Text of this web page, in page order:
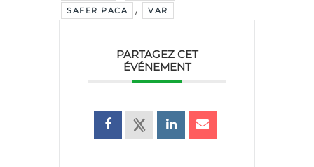
SAFER PACA , VAR
PARTAGEZ CET
ÉVÉNEMENT